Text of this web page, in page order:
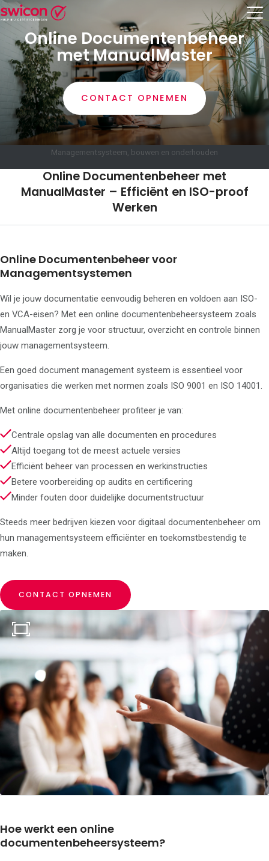
Online Documentenbeheer
met ManualMaster
CONTACT OPNEMEN
Managementsysteem, bouwen en onderhouden
Online Documentenbeheer met
ManualMaster – Efficiënt en ISO-proof
Werken
Online Documentenbeheer voor
Managementsystemen
Wil je jouw documentatie eenvoudig beheren en voldoen aan ISO-
en VCA-eisen? Met een online documentenbeheersysteem zoals
ManualMaster zorg je voor structuur, overzicht en controle binnen
jouw managementsysteem.
Een goed document management systeem is essentieel voor
organisaties die werken met normen zoals ISO 9001 en ISO 14001.
Met online documentenbeheer profiteer je van:
Centrale opslag van alle documenten en procedures
Altijd toegang tot de meest actuele versies
Efficiënt beheer van processen en werkinstructies
Betere voorbereiding op audits en certificering
Minder fouten door duidelijke documentstructuur
Steeds meer bedrijven kiezen voor digitaal documentenbeheer om
hun managementsysteem efficiënter en toekomstbestendig te
maken.
CONTACT OPNEMEN
Hoe werkt een online
documentenbeheersysteem?